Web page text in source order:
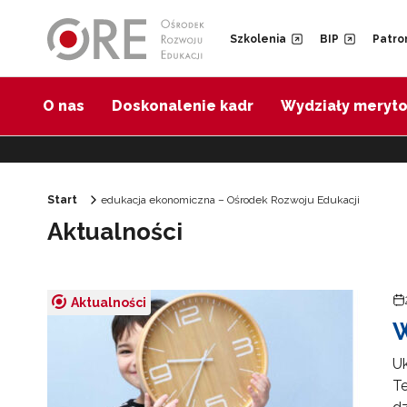
Szkolenia BIP
O nas Doskonalenie kadr Wydziały
Start edukacja ekonomiczna – Ośrodek Rozwoju Edukacji
Aktualności
Aktualności